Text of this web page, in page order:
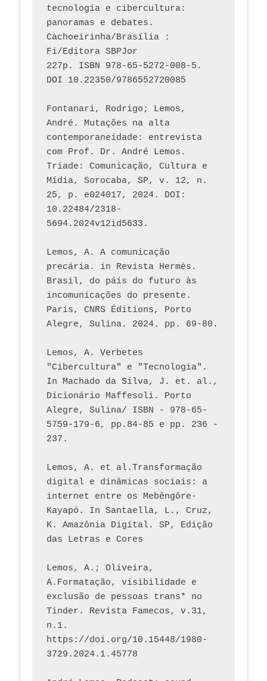
tecnologia e cibercultura:
panoramas e debates.
Cachoeirinha/Brasília :
Fi/Editora SBPJor
227p. ISBN 978-65-5272-008-5.
DOI 10.22350/9786552720085
Fontanari, Rodrigo; Lemos,
André. Mutações na alta
contemporaneidade: entrevista
com Prof. Dr. André Lemos.
Tríade: Comunicação, Cultura e
Mídia, Sorocaba, SP, v. 12, n.
25, p. e024017, 2024. DOI:
10.22484/2318-
5694.2024v12id5633.
Lemos, A. A comunicação
precária. in Revista Hermès.
Brasil, do páis do futuro às
incomunicações do presente.
Paris, CNRS Éditions, Porto
Lemos, A. Verbetes
"Cibercultura" e "Tecnologia".
In Machado da Silva, J. et. al.,
Dicionário Maffesoli. Porto
Alegre, Sulina/ ISBN - 978-65-
5759-179-6, pp.84-85 e pp. 236 -
237.
Lemos, A. et al.Transformação
digital e dinâmicas sociais: a
internet entre os Mebêngôre-
Kayapó. In Santaella, L., Cruz,
K. Amazônia Digital. SP, Edição
das Letras e Cores
Lemos, A.; Oliveira,
A.Formatação, visibilidade e
exclusão de pessoas trans* no
Tinder. Revista Famecos, v.31,
n.1.
https://doi.org/10.15448/1980-
3729.2024.1.45778